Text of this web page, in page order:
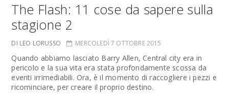
The Flash: 11 cose da sapere sulla
stagione 2
DI LEO LORUSSO MERCOLEDÌ 7 OTTOBRE 2015
Quando abbiamo lasciato Barry Allen, Central city era in
pericolo e la sua vita era stata profondamente scossa da
eventi irrimediabili. Ora, è il momento di raccogliere i pezzi e
ricominciare, per creare il proprio destino.